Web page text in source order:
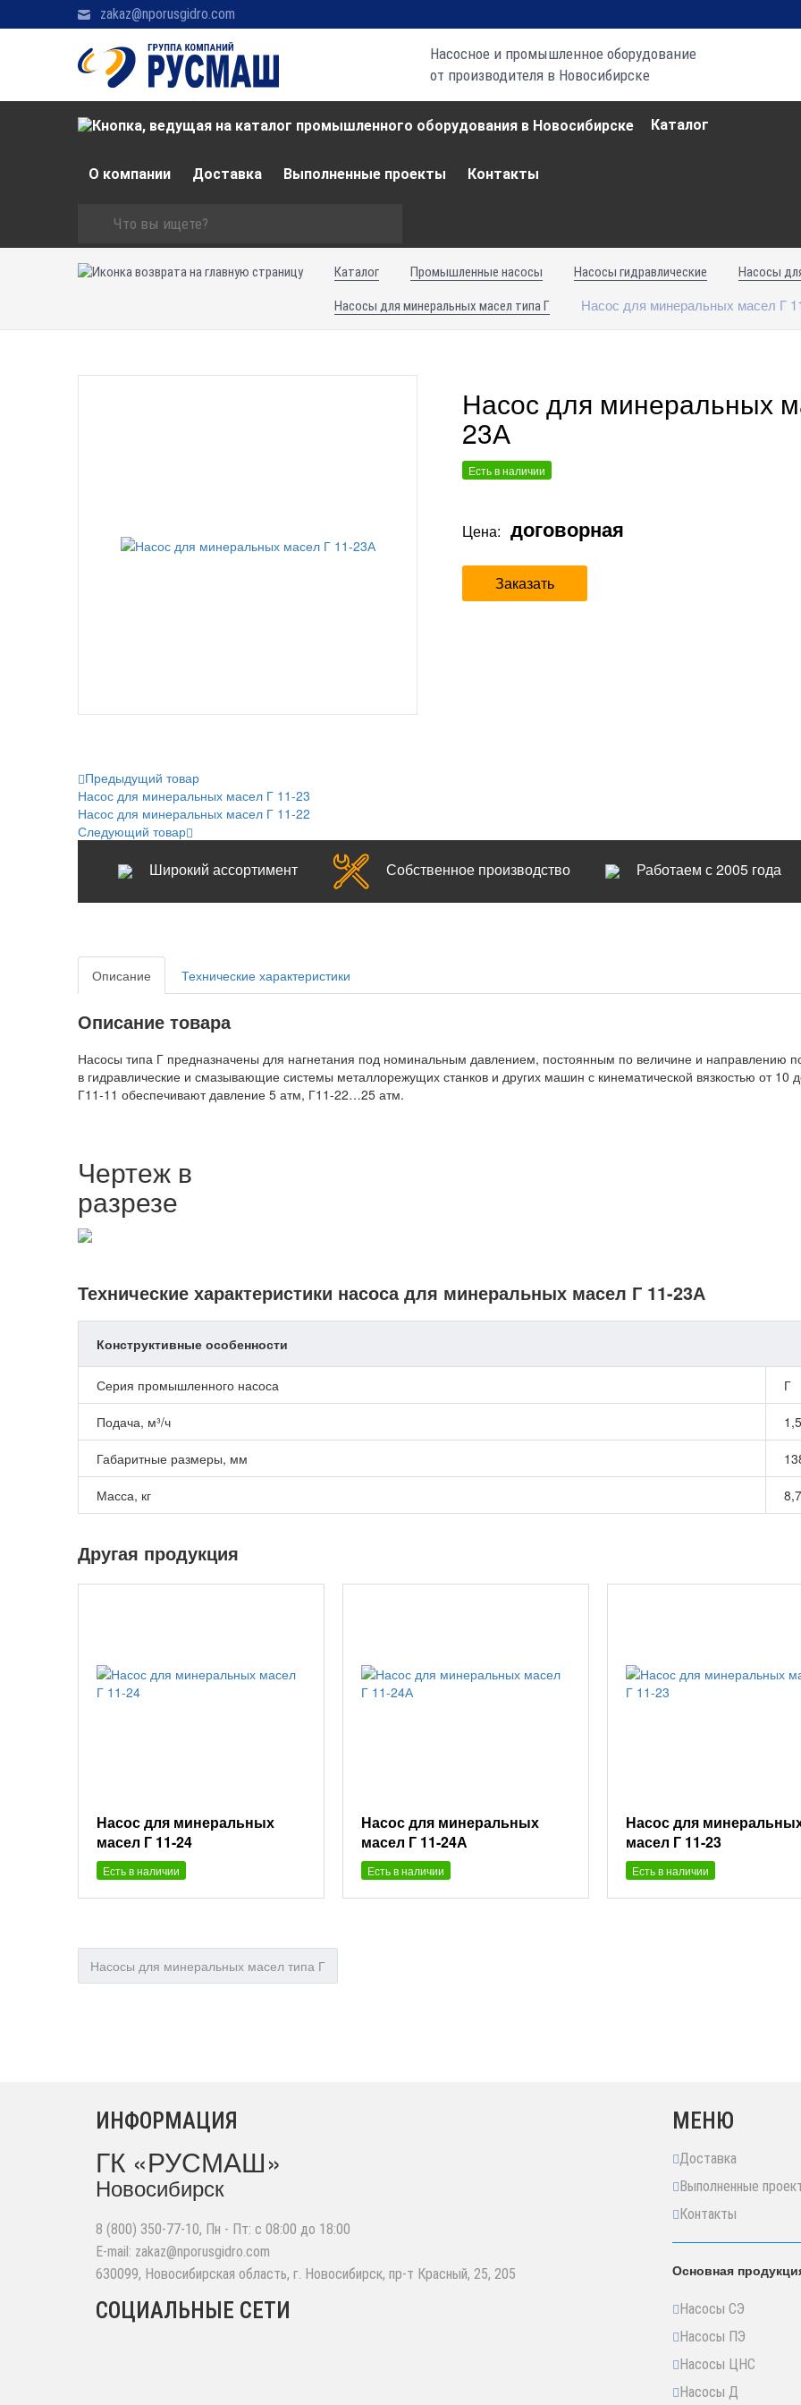
zakaz@nporusgidro.com
Насосное и промышленное оборудование
от производителя в Новосибирске
Каталог
О компании Доставка Выполненные проекты Контакты
Каталог Промышленные насосы Насосы гидравлические Насосы
Насосы для минеральных масел типа Г Насос для минеральных масел Г
Насос для минеральных
23А
Есть в наличии
Цена: договорная
Заказать
Предыдущий товар
Насос для минеральных масел Г 11-23
Насос для минеральных масел Г 11-22
Следующий товар
Широкий ассортимент Собственное производство Работаем с 2005 года
Описание Технические характеристики
Описание товара
Насосы типа Г предназначены для нагнетания под номинальным давлением, постоянным по величине и направлению
в гидравлические и смазывающие системы металлорежущих станков и других машин с кинематической вязкостью от
Г11-11 обеспечивают давление 5 атм, Г11-22…25 атм.
Чертеж в
разрезе
Технические характеристики насоса для минеральных масел Г 11-23А
Конструктивные особенности
Серия промышленного насоса Г
Подача, м³/ч
Габаритные размеры, мм
Масса, кг 8,7
Другая продукция
Насос для минеральных
масел Г 11-24
Есть в наличии
Насос для минеральных
масел Г 11-24А
Есть в наличии
Насос для
масел Г 11-23
Есть в наличии
Насосы для минеральных масел типа Г
ИНФОРМАЦИЯ
ГК «РУСМАШ»
Новосибирск
8 (800) 350-77-10, Пн - Пт: с 08:00 до 18:00
E-mail: zakaz@nporusgidro.com
630099, Новосибирская область, г. Новосибирск, пр-т Красный, 25, 205
СОЦИАЛЬНЫЕ СЕТИ
МЕНЮ
Доставка
Выполненные
Контакты
Основная
Насосы СЭ
Насосы ПЭ
Насосы ЦНС
Насосы Д